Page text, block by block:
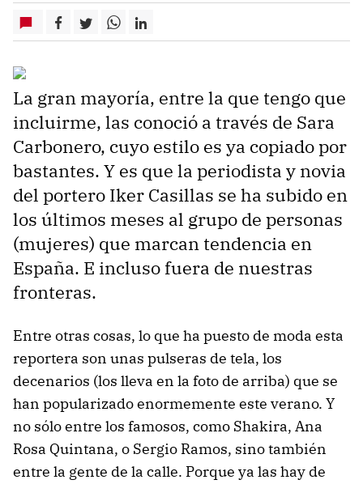
La gran mayoría, entre la que tengo que
incluirme, las conoció a través de Sara
Carbonero, cuyo estilo es ya copiado por
bastantes. Y es que la periodista y novia
del portero Iker Casillas se ha subido en
los últimos meses al grupo de personas
(mujeres) que marcan tendencia en
España. E incluso fuera de nuestras
fronteras.
Entre otras cosas, lo que ha puesto de moda esta
reportera son unas pulseras de tela, los
decenarios (los lleva en la foto de arriba) que se
han popularizado enormemente este verano. Y
no sólo entre los famosos, como Shakira, Ana
Rosa Quintana, o Sergio Ramos, sino también
entre la gente de la calle. Porque ya las hay de